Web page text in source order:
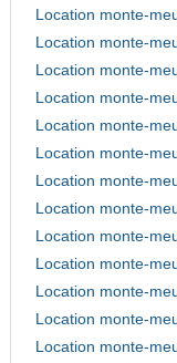
Location monte-
Location monte-
Location monte-
Location monte-
Location monte-
Location monte-
Location monte-
Location monte-
Location monte-
Location monte-
Location monte-
Location monte-
Location monte-